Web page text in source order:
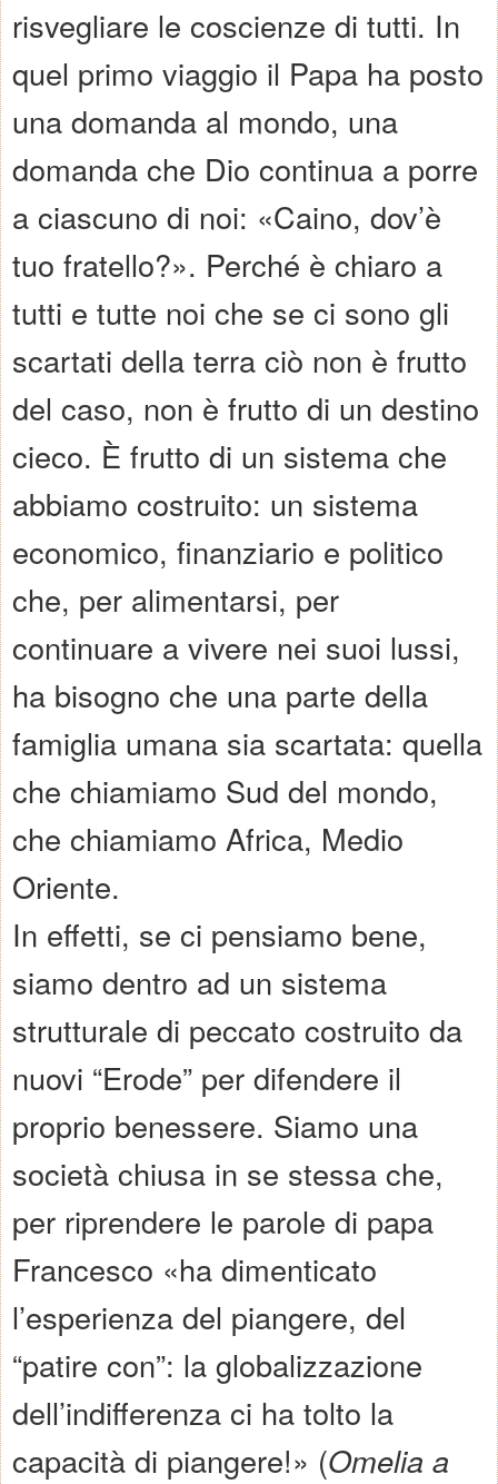
risvegliare le coscienze di tutti. In
quel primo viaggio il Papa ha posto
una domanda al mondo, una
domanda che Dio continua a porre
a ciascuno di noi: «Caino, dov’è
tuo fratello?». Perché è chiaro a
tutti e tutte noi che se ci sono gli
scartati della terra ciò non è frutto
del caso, non è frutto di un destino
cieco. È frutto di un sistema che
abbiamo costruito: un sistema
economico, finanziario e politico
che, per alimentarsi, per
continuare a vivere nei suoi lussi,
ha bisogno che una parte della
famiglia umana sia scartata: quella
che chiamiamo Sud del mondo,
che chiamiamo Africa, Medio
Oriente.
In effetti, se ci pensiamo bene,
siamo dentro ad un sistema
strutturale di peccato costruito da
nuovi “Erode” per difendere il
proprio benessere. Siamo una
società chiusa in se stessa che,
per riprendere le parole di papa
Francesco «ha dimenticato
l’esperienza del piangere, del
“patire con”: la globalizzazione
dell’indifferenza ci ha tolto la
capacità di piangere!» (Omelia a